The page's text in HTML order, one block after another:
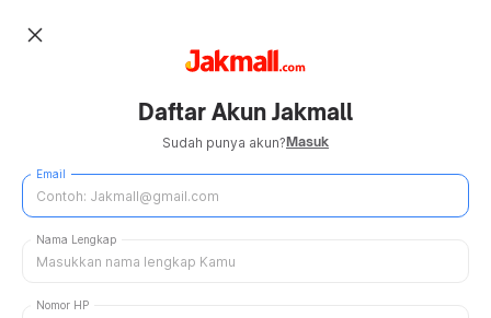
close
Daftar Akun Jakmall
Sudah punya akun?Masuk
Email
Nama Lengkap
Nomor HP